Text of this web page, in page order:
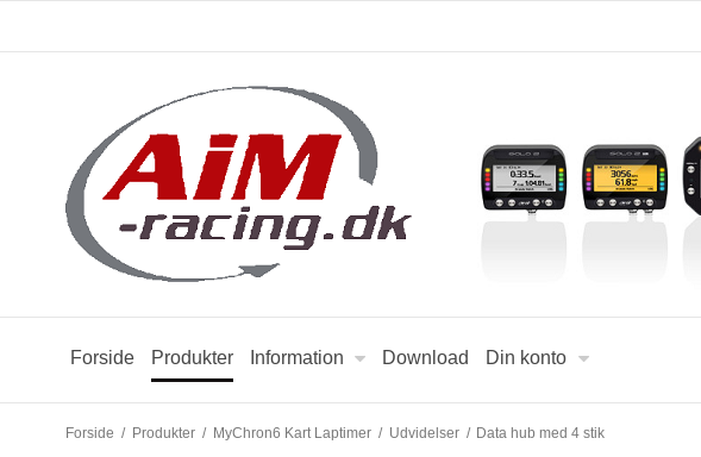
Forside Produkter Information Download Din konto
Forside / Produkter / MyChron6 Kart Laptimer / Udvidelser / Data hub med 4 stik